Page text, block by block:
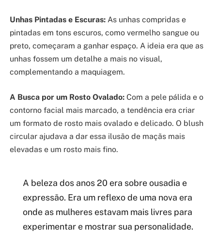
Unhas Pintadas e Escuras: As unhas compridas e
pintadas em tons escuros, como vermelho sangue ou
preto, começaram a ganhar espaço. A ideia era que as
unhas fossem um detalhe a mais no visual,
complementando a maquiagem.
A Busca por um Rosto Ovalado: Com a pele pálida e o
contorno facial mais marcado, a tendência era criar
um formato de rosto mais ovalado e delicado. O blush
circular ajudava a dar essa ilusão de maçãs mais
elevadas e um rosto mais fino.
A beleza dos anos 20 era sobre ousadia e
expressão. Era um reflexo de uma nova era
onde as mulheres estavam mais livres para
experimentar e mostrar sua personalidade.